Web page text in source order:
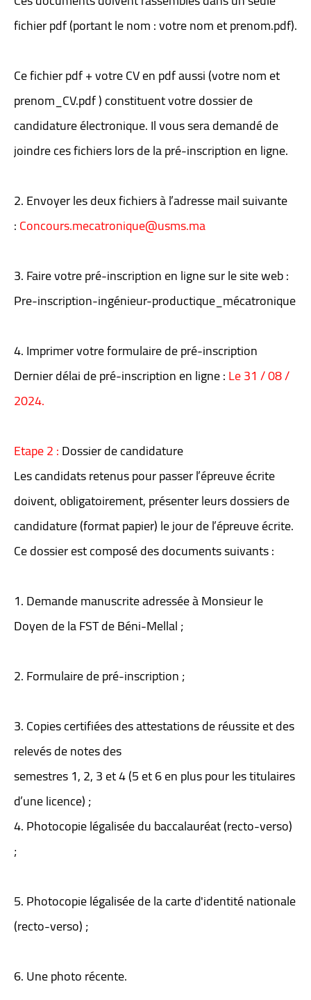
fichier pdf (portant le nom : votre nom et prenom.pdf).
Ce fichier pdf + votre CV en pdf aussi (votre nom et
prenom_CV.pdf ) constituent votre dossier de
candidature électronique. Il vous sera demandé de
joindre ces fichiers lors de la pré-inscription en ligne.
2. Envoyer les deux fichiers à l’adresse mail suivante
:Concours.mecatronique@usms.ma
3. Faire votre pré-inscription en ligne sur le site web :
Pre-inscription-ingénieur-productique_mécatronique
4. Imprimer votre formulaire de pré-inscription
Dernier délai de pré-inscription en ligne :Le 31 / 08 /
2024.
Etape 2 :Dossier de candidature
Les candidats retenus pour passer l’épreuve écrite
doivent, obligatoirement, présenter leurs dossiers de
candidature (format papier) le jour de l’épreuve écrite.
Ce dossier est composé des documents suivants :
1. Demande manuscrite adressée à Monsieur le
Doyen de la FST de Béni-Mellal ;
2. Formulaire de pré-inscription ;
3. Copies certifiées des attestations de réussite et des
relevés de notes des
semestres 1, 2, 3 et 4 (5 et 6 en plus pour les titulaires
d’une licence) ;
4. Photocopie légalisée du baccalauréat (recto-verso)
;
5. Photocopie légalisée de la carte d'identité nationale
(recto-verso) ;
6. Une photo récente.